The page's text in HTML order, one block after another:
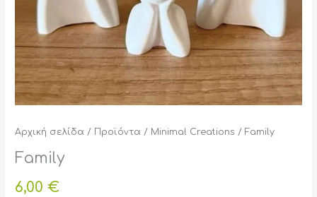
Αρχική σελίδα / Προϊόντα / Minimal Creations / Family
Family
6,00€